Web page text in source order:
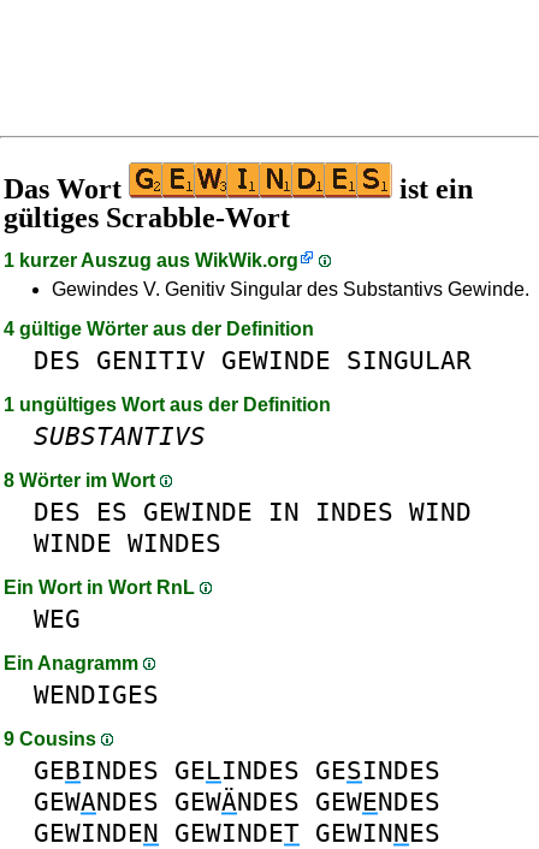
Das Wort
ist ein
gültiges Scrabble-Wort
1 kurzer Auszug aus WikWik.org
Gewindes V. Genitiv Singular des Substantivs Gewinde.
4 gültige Wörter aus der Definition
DES GENITIV GEWINDE SINGULAR
1 ungültiges Wort aus der Definition
SUBSTANTIVS
8 Wörter im Wort
DES ES GEWINDE IN INDES WIND
WINDE WINDES
Ein Wort in Wort RnL
WEG
Ein Anagramm
WENDIGES
9 Cousins
GEBINDES GELINDES GESINDES
GEWANDES GEWÄNDES GEWENDES
GEWINDEN GEWINDET GEWINNES